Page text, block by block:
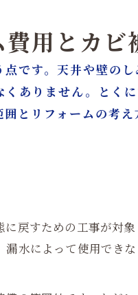
用とカビ
です。天井や壁の
ありません。とく
とリフォームの考
戻すための工事が対
水によって使用でき